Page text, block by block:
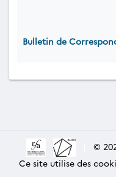
Bulletin de
©
Ce site utilise des